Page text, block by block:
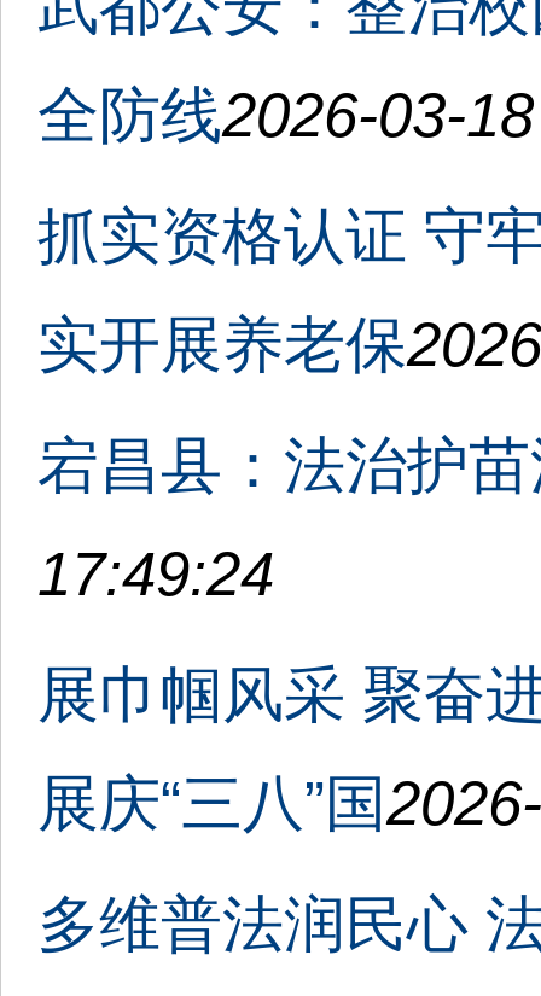
全防线2026-03-
抓实资格认证 守
实开展养老保
宕昌县：法治护
17:49:24
展巾帼风采 聚奋
展庆“三八”国
多维普法润民心